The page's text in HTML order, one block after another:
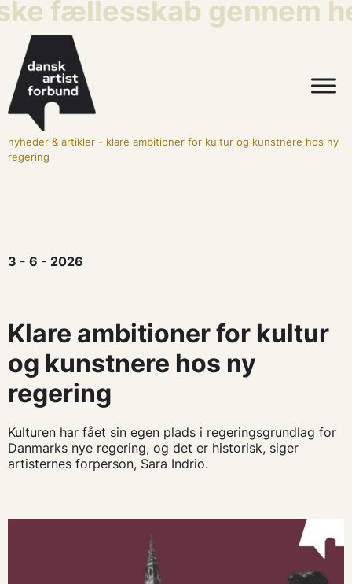
fællesskab gennem
nyheder & artikler- klare ambitioner for kultur og kunstnere hos ny
regering
3 - 6 - 2026
Klare ambitioner for kultur
og kunstnere hos ny
regering
Kulturen har fået sin egen plads i regeringsgrundlag for
Danmarks nye regering, og det er historisk, siger
artisternes forperson, Sara Indrio.